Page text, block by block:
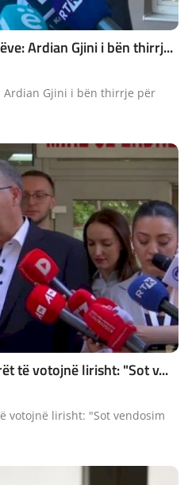
Ardian Gjini i bën thirrj...
Ardian Gjini i bën thirrje për
të votojnë lirisht: "Sot v...
votojnë lirisht: "Sot vendosim